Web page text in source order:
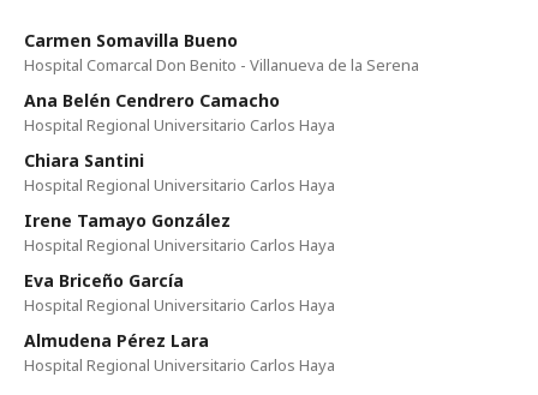
Carmen Somavilla Bueno
Hospital Comarcal Don Benito - Villanueva de la Serena
Ana Belén Cendrero Camacho
Hospital Regional Universitario Carlos Haya
Chiara Santini
Hospital Regional Universitario Carlos Haya
Irene Tamayo González
Hospital Regional Universitario Carlos Haya
Eva Briceño García
Hospital Regional Universitario Carlos Haya
Almudena Pérez Lara
Hospital Regional Universitario Carlos Haya